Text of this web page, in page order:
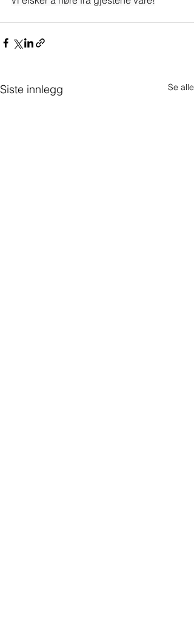
Siste innlegg Se alle